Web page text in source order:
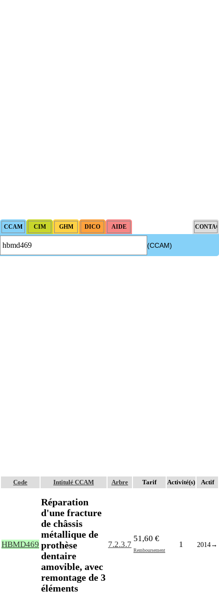
(CCAM)
Code Intitulé CCAM Arbre Tarif Activité(s) Actif
HBMD469
Réparation
d'une fracture
de châssis
métallique de
prothèse
dentaire
amovible, avec
remontage de 3
éléments
7.2.3.7
51,60 €
Remboursement
1 2014→